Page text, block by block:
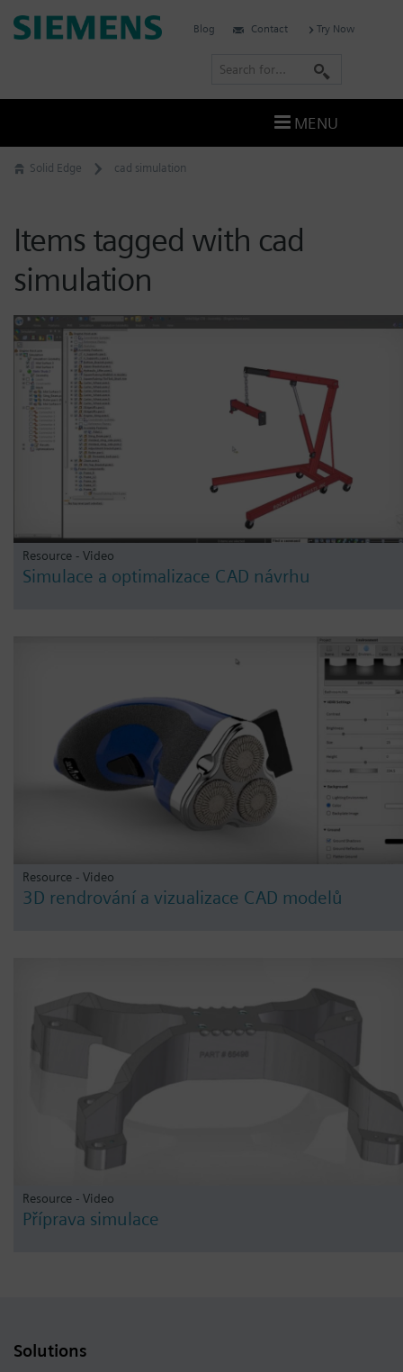
Skip
to
Solid Edge cad simulation
Items tagged with cad
simulation
Resource - Video
Simulace a optimalizace CAD návrhu
Resource - Video
3D rendrování a vizualizace CAD modelů
Resource - Video
Příprava simulace
Solutions
Siemens
Blog Contact Try Now
r
MENU